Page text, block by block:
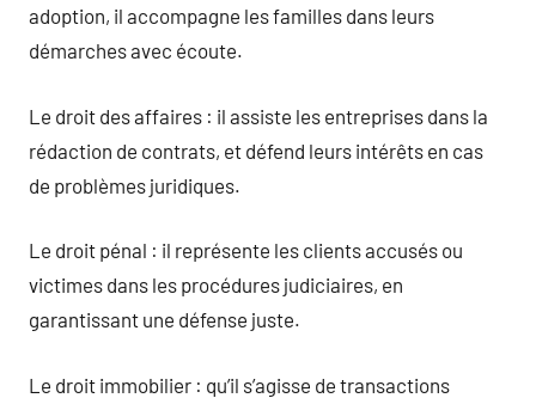
adoption, il accompagne les familles dans leurs
démarches avec écoute.
Le droit des affaires : il assiste les entreprises dans la
rédaction de contrats, et défend leurs intérêts en cas
de problèmes juridiques.
Le droit pénal : il représente les clients accusés ou
victimes dans les procédures judiciaires, en
garantissant une défense juste.
Le droit immobilier : qu’il s’agisse de transactions